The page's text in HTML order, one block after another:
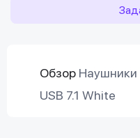
Обзор Наушники
USB 7.1 White